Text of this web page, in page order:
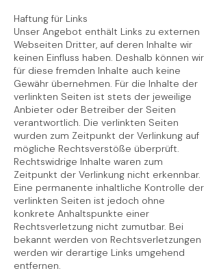
Haftung für Links
Unser Angebot enthält Links zu externen
Webseiten Dritter, auf deren Inhalte wir
keinen Einfluss haben. Deshalb können wir
für diese fremden Inhalte auch keine
Gewähr übernehmen. Für die Inhalte der
verlinkten Seiten ist stets der jeweilige
Anbieter oder Betreiber der Seiten
verantwortlich. Die verlinkten Seiten
wurden zum Zeitpunkt der Verlinkung auf
mögliche Rechtsverstöße überprüft.
Rechtswidrige Inhalte waren zum
Zeitpunkt der Verlinkung nicht erkennbar.
Eine permanente inhaltliche Kontrolle der
verlinkten Seiten ist jedoch ohne
konkrete Anhaltspunkte einer
Rechtsverletzung nicht zumutbar. Bei
bekannt werden von Rechtsverletzungen
werden wir derartige Links umgehend
entfernen.